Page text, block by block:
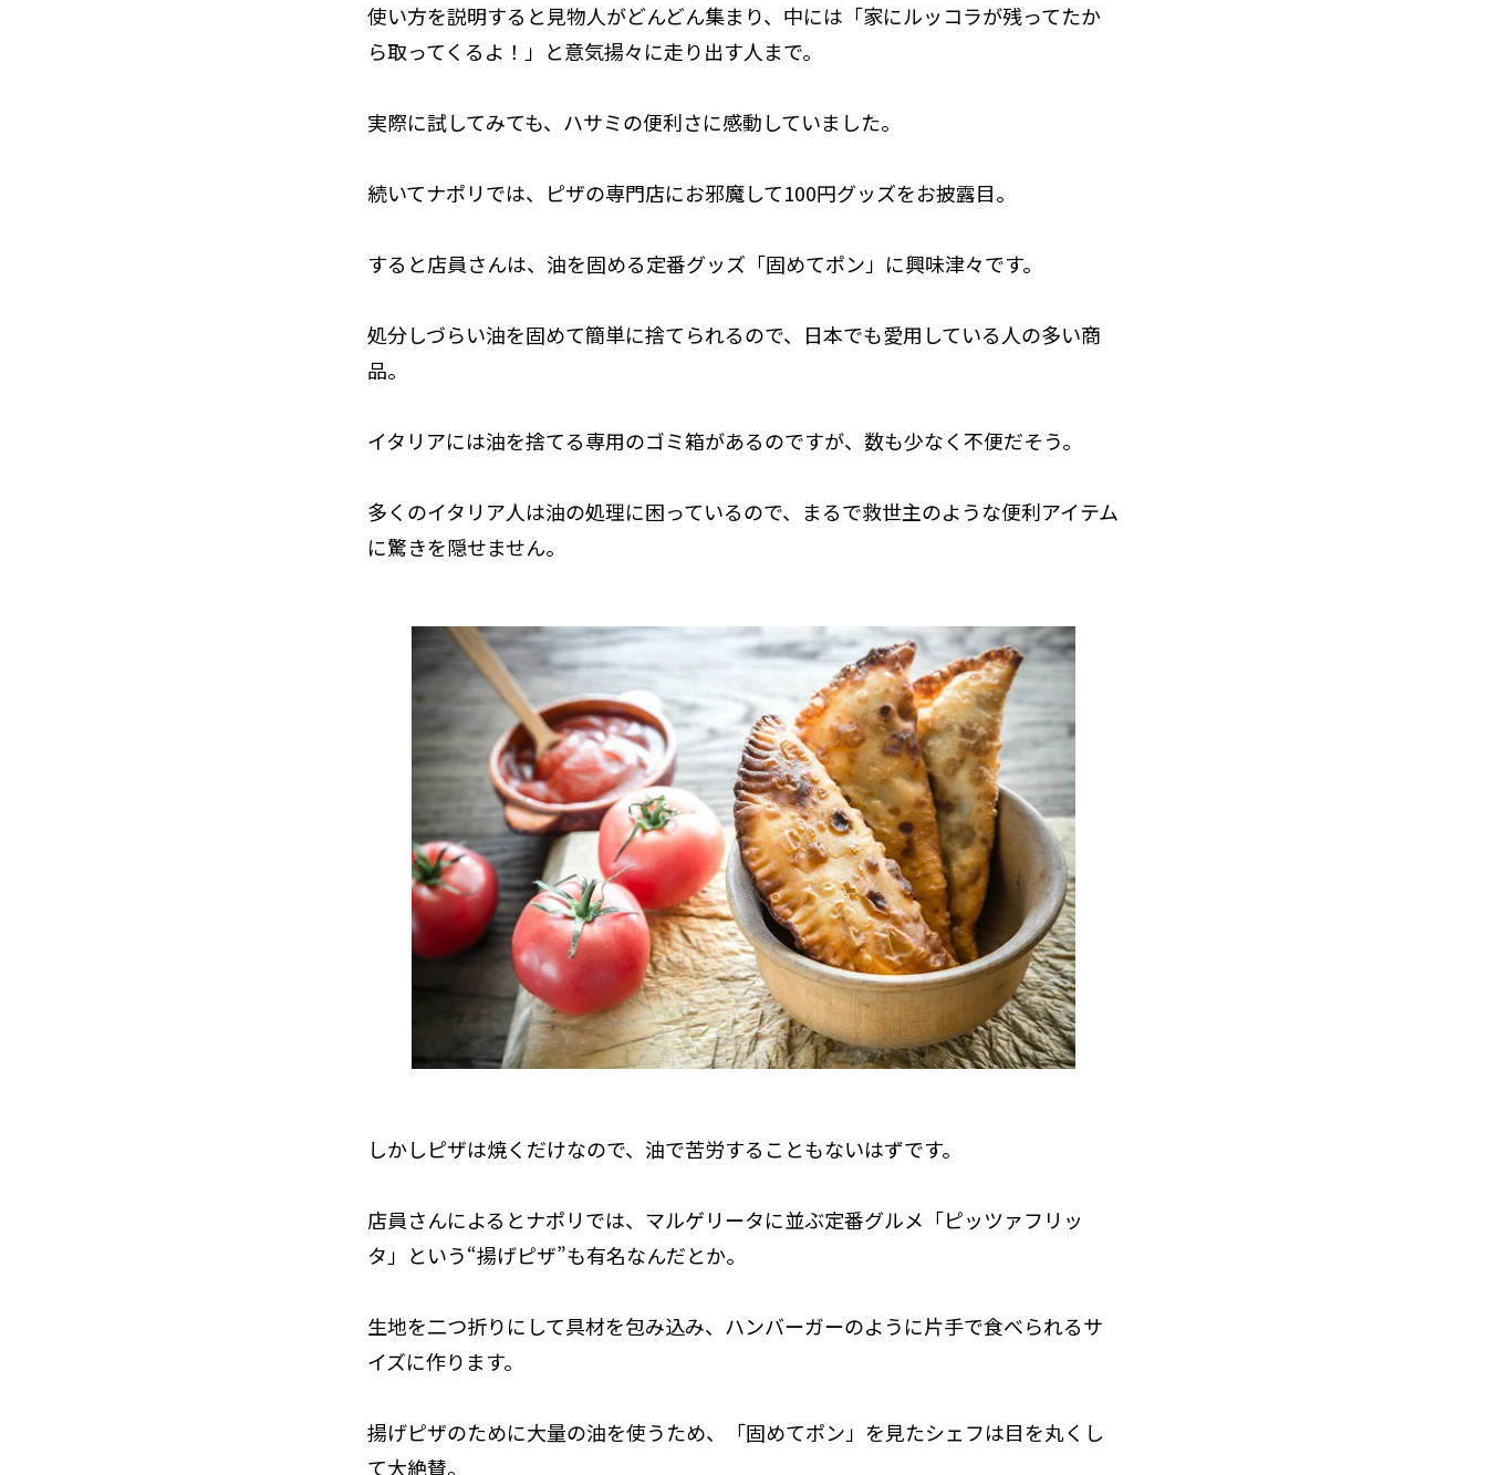
使い方を説明すると見物人がどんどん集まり、中には「家にルッコラが残ってたか
ら取ってくるよ！」と意気揚々に走り出す人まで。
実際に試してみても、ハサミの便利さに感動していました。
続いてナポリでは、ピザの専門店にお邪魔して100円グッズをお披露目。
すると店員さんは、油を固める定番グッズ「固めてポン」に興味津々です。
処分しづらい油を固めて簡単に捨てられるので、日本でも愛用している人の多い商
品。
イタリアには油を捨てる専用のゴミ箱があるのですが、数も少なく不便だそう。
多くのイタリア人は油の処理に困っているので、まるで救世主のような便利アイテム
に驚きを隠せません。
しかしピザは焼くだけなので、油で苦労することもないはずです。
店員さんによるとナポリでは、マルゲリータに並ぶ定番グルメ「ピッツァフリッ
タ」という“揚げピザ”も有名なんだとか。
生地を二つ折りにして具材を包み込み、ハンバーガーのように片手で食べられるサ
イズに作ります。
揚げピザのために大量の油を使うため、「固めてポン」を見たシェフは目を丸くし
て大絶賛。